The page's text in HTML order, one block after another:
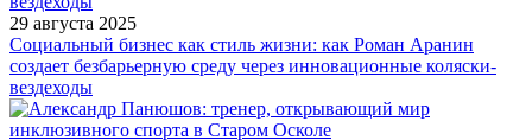
29 августа 2025
Социальный бизнес как стиль жизни: как Роман Аранин
создает безбарьерную среду через инновационные коляски-
вездеходы